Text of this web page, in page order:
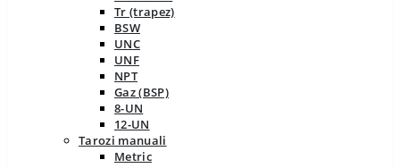
Tr (trapez)
BSW
UNC
UNF
NPT
Gaz (BSP)
8-UN
12-UN
Tarozi manuali
Metric